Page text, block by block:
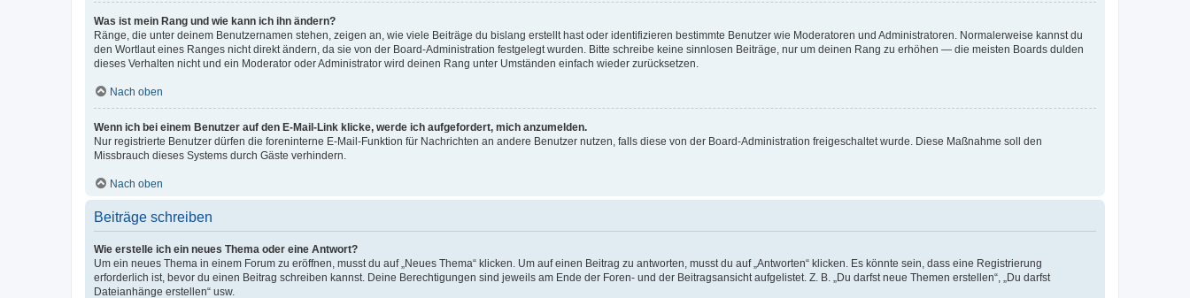
Was ist mein Rang und wie kann ich ihn ändern?
Ränge, die unter deinem Benutzernamen stehen, zeigen an, wie viele Beiträge du bislang erstellt hast oder identifizieren bestimmte Benutzer wie Moderatoren und Administratoren. Normalerweise kannst du
den Wortlaut eines Ranges nicht direkt ändern, da sie von der Board-Administration festgelegt wurden. Bitte schreibe keine sinnlosen Beiträge, nur um deinen Rang zu erhöhen — die meisten Boards dulden
dieses Verhalten nicht und ein Moderator oder Administrator wird deinen Rang unter Umständen einfach wieder zurücksetzen.
Nach oben
Wenn ich bei einem Benutzer auf den E-Mail-Link klicke, werde ich aufgefordert, mich anzumelden.
Nur registrierte Benutzer dürfen die foreninterne E-Mail-Funktion für Nachrichten an andere Benutzer nutzen, falls diese von der Board-Administration freigeschaltet wurde. Diese Maßnahme soll den
Missbrauch dieses Systems durch Gäste verhindern.
Nach oben
Beiträge schreiben
Wie erstelle ich ein neues Thema oder eine Antwort?
Um ein neues Thema in einem Forum zu eröffnen, musst du auf „Neues Thema“ klicken. Um auf einen Beitrag zu antworten, musst du auf „Antworten“ klicken. Es könnte sein, dass eine Registrierung
erforderlich ist, bevor du einen Beitrag schreiben kannst. Deine Berechtigungen sind jeweils am Ende der Foren- und der Beitragsansicht aufgelistet. Z. B. „Du darfst neue Themen erstellen“, „Du darfst
Dateianhänge erstellen“ usw.